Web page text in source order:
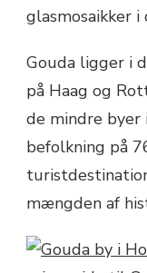
glasmosaikker i
Gouda ligger i
på Haag og
de mindre byer
befolkning på
mængden af